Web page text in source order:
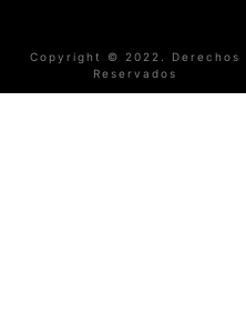
Copyright © 2022. Derechos
Reservados